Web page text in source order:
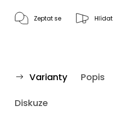
Zeptat se Hlídat
Varianty Popis
Diskuze